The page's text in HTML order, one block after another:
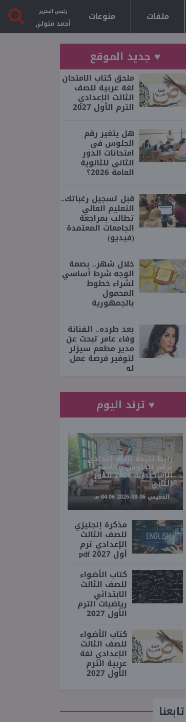
ملفات منوعات رئيس التحرير
أحمد متولي
♥ جديد الموقع
ملحق كتاب الامتحان
لغة عربية للصف
الثالث الإعدادي
الترم الأول 2027
هل يتغير رقم
الجلوس فى
امتحانات الدور
الثانى للثانوية
العامة 2026؟
قبل تسجيل رغباتك..
التعليم العالي
تطالب بمراجعة
الجامعات المعتمدة
(فيديو)
خلال شهر.. بصمة
الوجه شرط أساسي
لشراء خطوط
المحمول
بالجمهورية
بعد طرده.. الفنانة
وفاء عامر تبحث عن
مدير مطعم سيزلر
لتوفير فرصة عمل
له
♥ ترند اليوم
رابط نتيجة ثالثة إعدادي
برقم الجلوس والاسم
الإسكندرية 2026 الدور
الثاني
الخميس 06-08-2026 04:06 مـ
مذكرة إنجليزي
للصف الثالث
الإعدادي ترم
أول 2027 pdf
كتاب الأضواء
للصف الثالث
الابتدائي
رياضيات الترم
الأول 2027
كتاب الأضواء
للصف الثالث
الإعدادي لغة
عربية الترم
الأول 2027
تابعنا